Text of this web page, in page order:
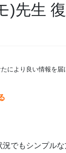
)先生
により良い情報を届
でもシンプル